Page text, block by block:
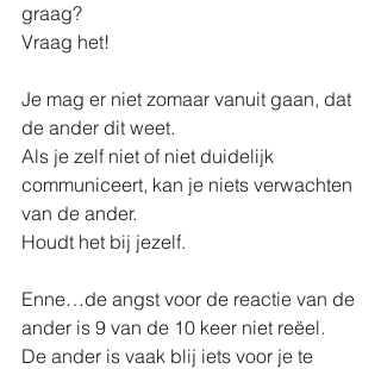
graag?
Vraag het!
Je mag er niet zomaar vanuit gaan, dat
de ander dit weet.
Als je zelf niet of niet duidelijk
communiceert, kan je niets verwachten
van de ander.
Houdt het bij jezelf.
Enne…de angst voor de reactie van de
ander is 9 van de 10 keer niet reëel.
De ander is vaak blij iets voor je te